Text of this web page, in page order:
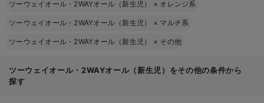
ツーウェイオール・2WAYオール（新生児） × オレンジ系
ツーウェイオール・2WAYオール（新生児） × マルチ系
ツーウェイオール・2WAYオール（新生児） × その他
ツーウェイオール・2WAYオール（新生児）をその他の条件から
探す